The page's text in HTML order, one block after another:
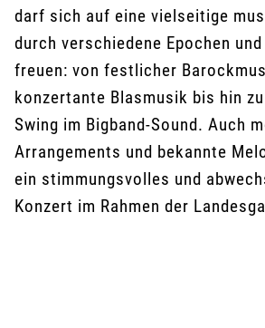
darf sich auf eine vielseitige
durch verschiedene Epochen
freuen: von festlicher
konzertante Blasmusik bis hin
Swing im Bigband-Sound. Auch
Arrangements und bekannte
ein stimmungsvolles und
Konzert im Rahmen der